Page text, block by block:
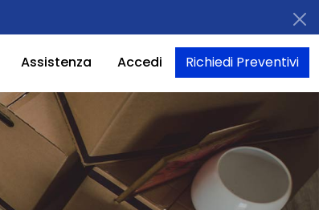
Assistenza Accedi Richiedi Preventivi